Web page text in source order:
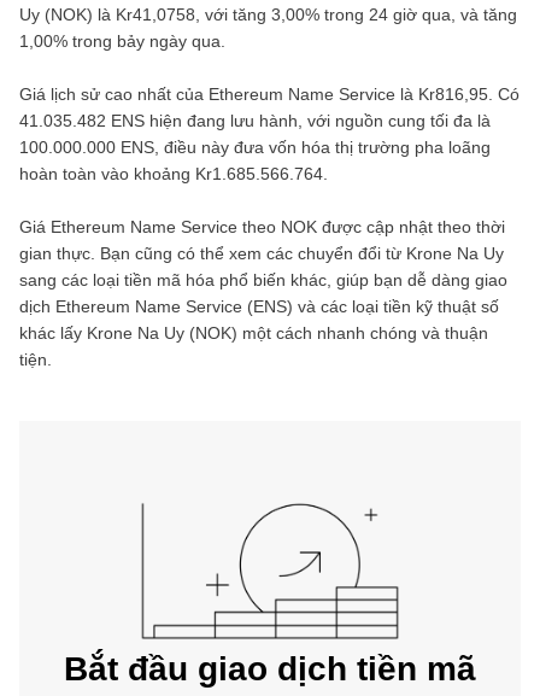
Uy (NOK) là Kr41,0758 , với tăng 3,00% trong 24 giờ qua, và tăng
1,00% trong bảy ngày qua.
Giá lịch sử cao nhất của Ethereum Name Service là Kr816,95 . Có
41.035.482 ENS hiện đang lưu hành, với nguồn cung tối đa là
100.000.000 ENS , điều này đưa vốn hóa thị trường pha loãng
hoàn toàn vào khoảng Kr1.685.566.764
Giá Ethereum Name Service theo NOK được cập nhật theo thời
gian thực. Bạn cũng có thể xem các chuyển đổi từ Krone Na Uy
sang các loại tiền mã hóa phổ biến khác, giúp bạn dễ dàng giao
dịch Ethereum Name Service (ENS) và các loại tiền kỹ thuật số
khác lấy Krone Na Uy (NOK) một cách nhanh chóng và thuận
tiện.
Bắt đầu giao dịch tiền mã